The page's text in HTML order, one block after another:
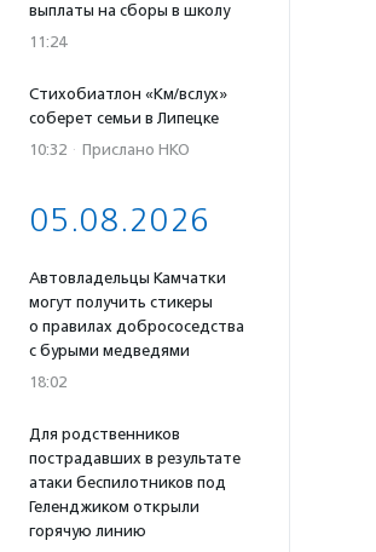
выплаты на сборы в школу
11:24
Стихобиатлон «Км/вслух»
соберет семьи в Липецке
10:32 · Прислано НКО
05.08.2026
Автовладельцы Камчатки
могут получить стикеры
о правилах добрососедства
с бурыми медведями
18:02
Для родственников
пострадавших в результате
атаки беспилотников под
Геленджиком открыли
горячую линию